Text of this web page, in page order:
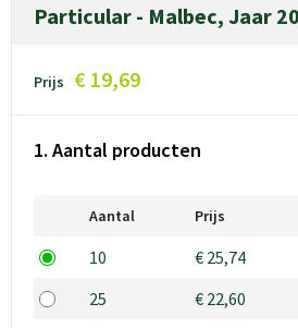
Particular - Malbec, Jaar
Prijs € 19,69
1. Aantal producten
Aantal Prijs
10 € 25,74
25
€ 22,60